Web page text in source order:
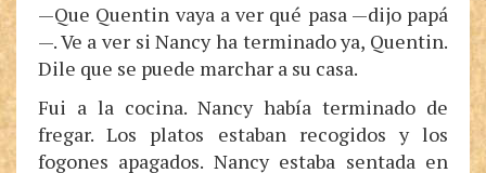
—Que Quentin vaya a ver qué pasa —dijo papá
—. Ve a ver si Nancy ha terminado ya, Quentin.
Dile que se puede marchar a su casa.
Fui a la cocina. Nancy había terminado de
fregar. Los platos estaban recogidos y los
fogones apagados. Nancy estaba sentada en